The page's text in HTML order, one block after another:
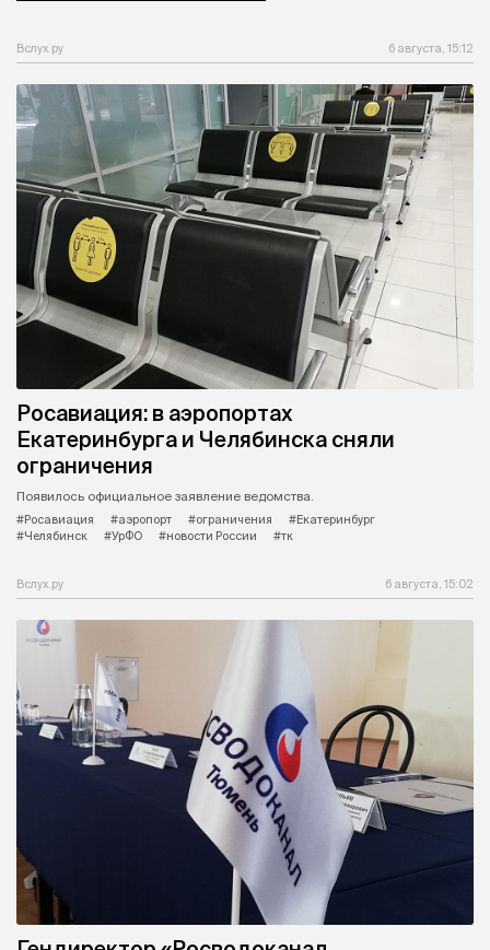
Вслух.ру 6 августа, 15:12
Росавиация: в аэропортах
Екатеринбурга и Челябинска сняли
ограничения
Появилось официальное заявление ведомства.
#Росавиация
#аэропорт #ограничения
#Екатеринбург
#Челябинск
#УрФО #новости России #тк
Вслух.ру 6 августа, 15:02